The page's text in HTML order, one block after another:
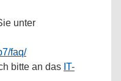
unter
faq/
bitte an das IT-